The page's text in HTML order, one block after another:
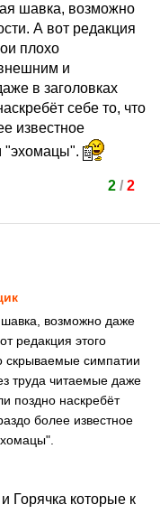
шавка, возможно
А вот редакция
плохо
и
в заголовках
себе то, что
известное
"эхомацы".
2/ 2
возможно даже
редакция этого
скрываемые симпатии
труда читаемые даже
поздно наскребёт
более известное
Горячка которые к